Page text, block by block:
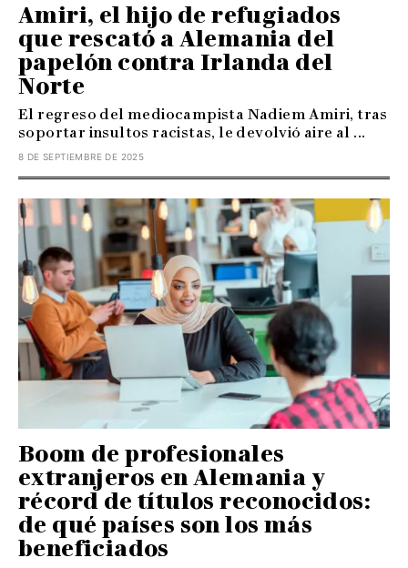
Amiri, el hijo de refugiados
que rescató a Alemania del
papelón contra Irlanda del
Norte
El regreso del mediocampista Nadiem Amiri, tras
soportar insultos racistas, le devolvió aire al ...
8 DE SEPTIEMBRE DE 2025
Boom de profesionales
extranjeros en Alemania y
récord de títulos reconocidos:
de qué países son los más
beneficiados